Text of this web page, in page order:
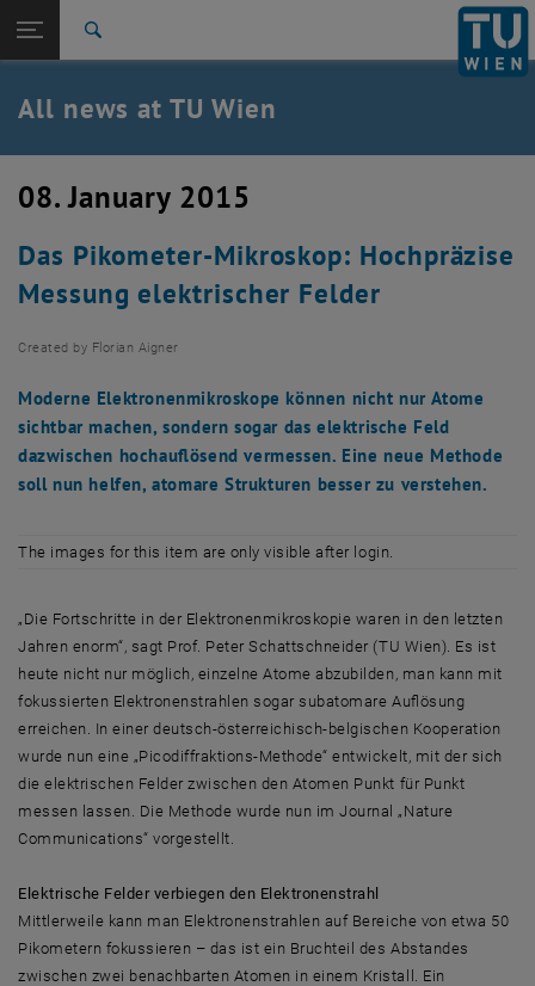
TU Login
Quicklinks
Toggle quicklinks menu
Studies
Career
Back: list subpages of parent page TU Wien Homepage
Back to:
TU Wien Homepage
Overview
All news at TU Wien
08. January 2015
Das Pikometer-Mikroskop: Hochpräzise
Messung elektrischer Felder
Created by Florian Aigner
Moderne Elektronenmikroskope können nicht nur Atome
sichtbar machen, sondern sogar das elektrische Feld
dazwischen hochauflösend vermessen. Eine neue Methode
soll nun helfen, atomare Strukturen besser zu verstehen.
The images for this item are only visible after login.
„Die Fortschritte in der Elektronenmikroskopie waren in den letzten
Jahren enorm“, sagt Prof. Peter Schattschneider (TU Wien). Es ist
heute nicht nur möglich, einzelne Atome abzubilden, man kann mit
fokussierten Elektronenstrahlen sogar subatomare Auflösung
erreichen. In einer deutsch-österreichisch-belgischen Kooperation
wurde nun eine „Picodiffraktions-Methode“ entwickelt, mit der sich
die elektrischen Felder zwischen den Atomen Punkt für Punkt
messen lassen. Die Methode wurde nun im Journal „Nature
Communications“ vorgestellt.
Elektrische Felder verbiegen den Elektronenstrahl
Mittlerweile kann man Elektronenstrahlen auf Bereiche von etwa 50
Pikometern fokussieren – das ist ein Bruchteil des Abstandes
zwischen zwei benachbarten Atomen in einem Kristall. Ein